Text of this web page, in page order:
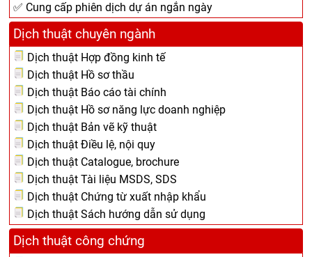
✅ Cung cấp phiên dịch dự án ngắn ngày
Dịch thuật chuyên ngành
Dịch thuật Hợp đồng kinh tế
Dịch thuật Hồ sơ thầu
Dịch thuật Báo cáo tài chính
Dịch thuật Hồ sơ năng lực doanh nghiệp
Dịch thuật Bản vẽ kỹ thuật
Dịch thuật Điều lệ, nội quy
Dịch thuật Catalogue, brochure
Dịch thuật Tài liệu MSDS, SDS
Dịch thuật Chứng từ xuất nhập khẩu
Dịch thuật Sách hướng dẫn sử dụng
Dịch thuật công chứng